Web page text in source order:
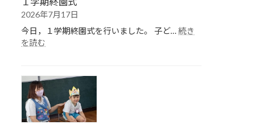
2026年7月17日
今日，１学期終園式を行いました。 子ど…続き
を読む
期
園
式